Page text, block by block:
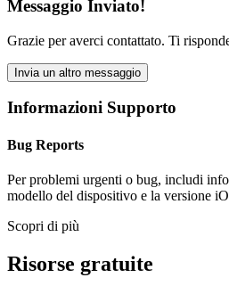
Messaggio Inviato!
Grazie per averci contattato. Ti
Invia un altro messaggio
Informazioni Supporto
Bug Reports
Per problemi urgenti o bug, includi
modello del dispositivo e la versione
Scopri di più
Risorse gratuite